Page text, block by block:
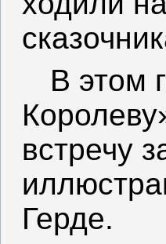
В этом
встречу
Герде.